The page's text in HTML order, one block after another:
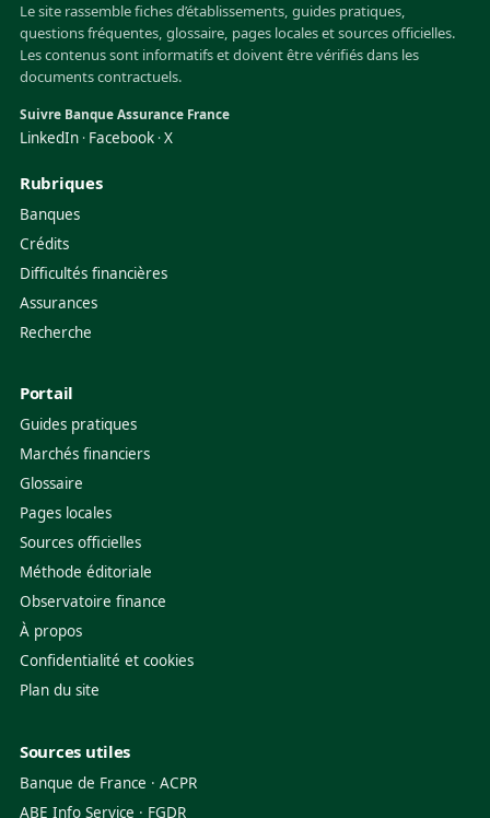
Le site rassemble fiches d’établissements, guides pratiques,
questions fréquentes, glossaire, pages locales et sources officielles.
Les contenus sont informatifs et doivent être vérifiés dans les
documents contractuels.
Suivre Banque Assurance France
LinkedIn · Facebook ·X
Rubriques
Banques
Crédits
Difficultés financières
Assurances
Recherche
Portail
Guides pratiques
Marchés financiers
Glossaire
Pages locales
Sources officielles
Méthode éditoriale
Observatoire finance
À propos
Confidentialité et cookies
Plan du site
Sources utiles
Banque de France · ACPR
ABE Info Service · FGDR